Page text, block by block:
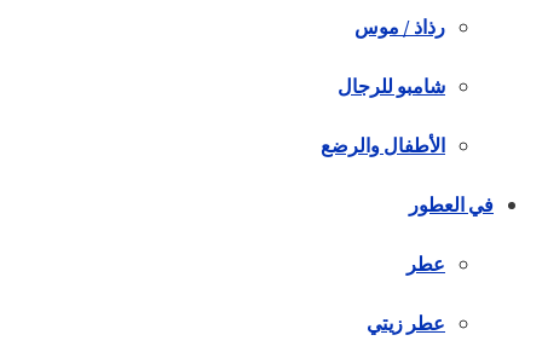
رذاذ / موس
شامبو للرجال
الأطفال والرضع
في العطور
عطر
عطر زيتي